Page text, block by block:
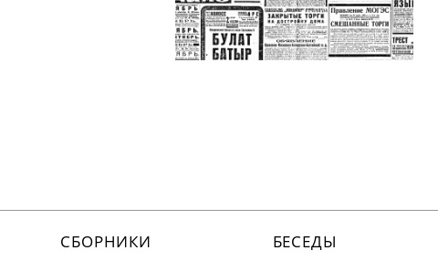
СБОРНИКИ БЕСЕДЫ